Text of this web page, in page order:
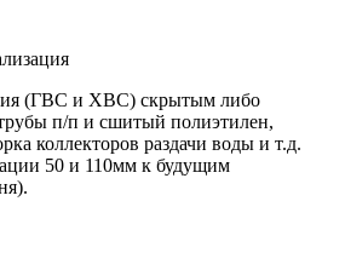
(ГВС и ХВС) скрытым либо
п/п и сшитый полиэтилен,
коллекторов раздачи воды и т.д.
50 и 110мм к будущим